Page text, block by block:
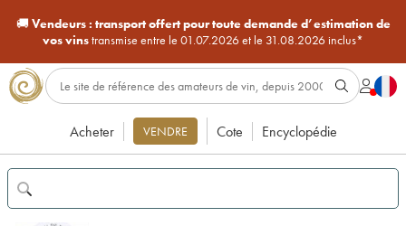
🚚Vendeurs : transport offert pour toute demande d’estimation de
vos vinstransmise entre le 01.07.2026 et le 31.08.2026 inclus*
Acheter VENDRE Cote Encyclopédie